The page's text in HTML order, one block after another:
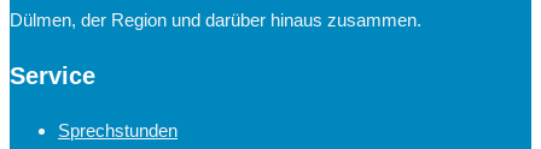
Dülmen, der Region und darüber hinaus zusammen.
Service
Sprechstunden